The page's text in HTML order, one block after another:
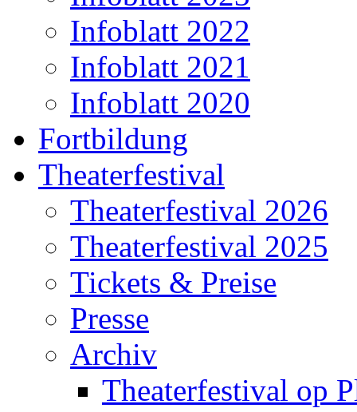
Infoblatt 2022
Infoblatt 2021
Infoblatt 2020
Fortbildung
Theaterfestival
Theaterfestival 2026
Theaterfestival 2025
Tickets & Preise
Presse
Archiv
Theaterfestival op